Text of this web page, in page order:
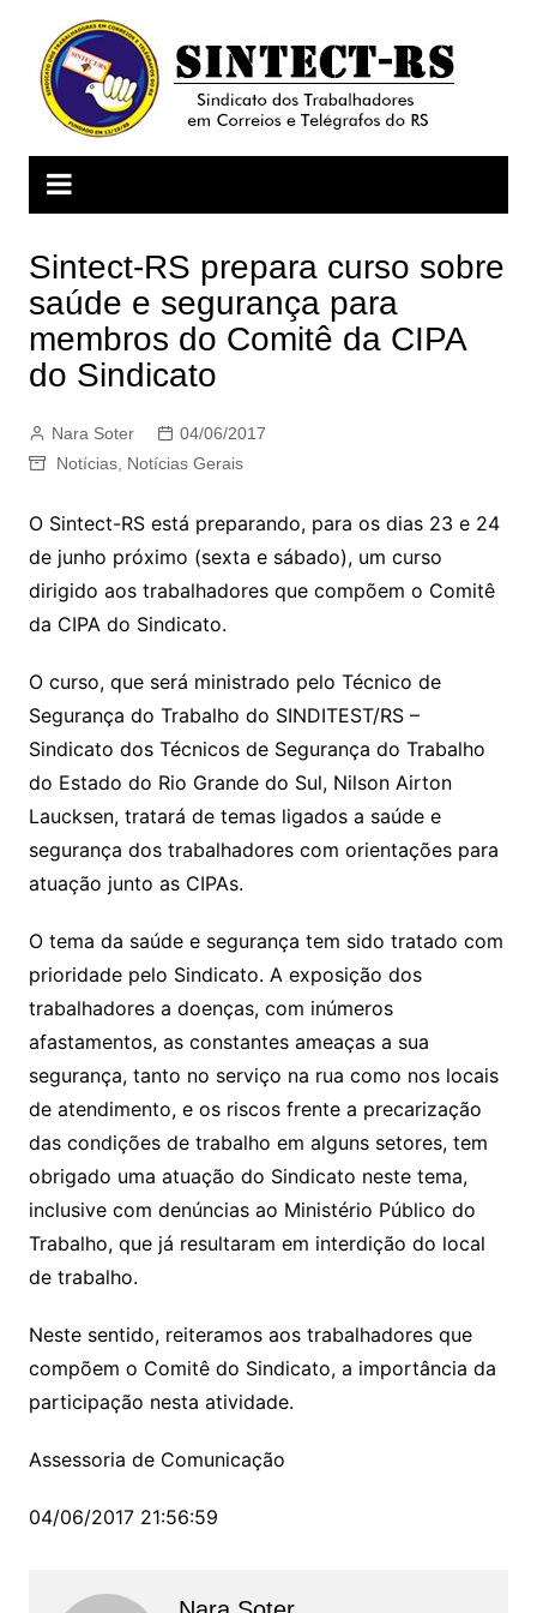
conteúdo
Sintect-RS prepara curso sobre
saúde e segurança para
membros do Comitê da CIPA
do Sindicato
Nara Soter
04/06/2017
Notícias, Notícias Gerais
O Sintect-RS está preparando, para os dias 23 e 24
de junho próximo (sexta e sábado), um curso
dirigido aos trabalhadores que compõem o Comitê
da CIPA do Sindicato.
O curso, que será ministrado pelo Técnico de
Segurança do Trabalho do SINDITEST/RS –
Sindicato dos Técnicos de Segurança do Trabalho
do Estado do Rio Grande do Sul, Nilson Airton
Laucksen, tratará de temas ligados a saúde e
segurança dos trabalhadores com orientações para
atuação junto as CIPAs.
O tema da saúde e segurança tem sido tratado com
prioridade pelo Sindicato. A exposição dos
trabalhadores a doenças, com inúmeros
afastamentos, as constantes ameaças a sua
segurança, tanto no serviço na rua como nos locais
de atendimento, e os riscos frente a precarização
das condições de trabalho em alguns setores, tem
obrigado uma atuação do Sindicato neste tema,
inclusive com denúncias ao Ministério Público do
Trabalho, que já resultaram em interdição do local
de trabalho.
Neste sentido, reiteramos aos trabalhadores que
compõem o Comitê do Sindicato, a importância da
participação nesta atividade.
Assessoria de Comunicação
04/06/2017 21:56:59